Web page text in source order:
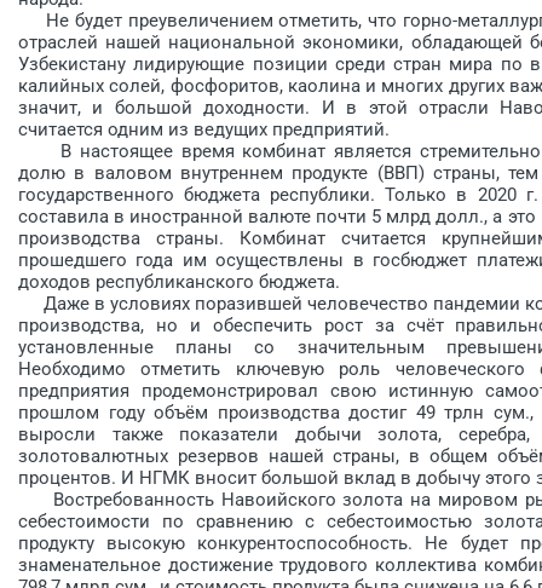
Не будет преувеличением отметить, что горно-
отраслей нашей национальной экономики, обладающей
Узбекистану лидирующие позиции среди стран мира по
калийных солей, фосфоритов, каолина и многих других
значит, и большой доходности. И в этой отрас­ли
считается одним из ведущих предприятий.
В настоящее время комбинат является
долю в валовом внут­реннем продукте (ВВП) страны,
государственного бюджета республики. Только в 2020
составила в иностранной валюте почти 5 млрд долл., а
производства страны. Комбинат считается
прошедшего года им осуществлены в госбюджет
доходов респуб­ликанского бюджета.
Даже в условиях поразившей человечество пандемии
производства, но и обеспечить рост за счёт
установленные планы со значительным
Необходимо отметить ключевую роль
предприятия продемонстрировал свою истинную
прошлом году объём производства достиг 49 трлн
выросли также показатели добычи золота,
золотовалютных резервов нашей страны, в общем
процентов. И НГМК вносит большой вклад в добычу этого
Востребованность Навоийского золота на мировом
себестоимости по сравнению с себестоимостью
продукту высокую конкурентоспособность. Не будет
знаменательное достижение трудового коллектива